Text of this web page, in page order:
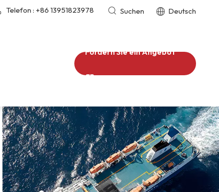
Telefon : +86 13951823978 Suchen Deutsch
Fordern Sie ein Angebot
an